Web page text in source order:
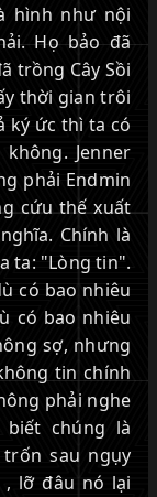
hình như nội
Họ bảo đã
trồng Cây Sồi
thời gian trôi
ký ức thì ta có
Jenner
phải Endmin
cứu thế xuất
Chính là
ta: "Lòng tin".
có bao nhiêu
có bao nhiêu
sợ, nhưng
tin chính
phải nghe
chúng là
sau ngụy
lỡ đâu nó lại